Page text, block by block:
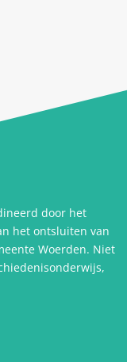
door het
het ontsluiten van
Woerden. Niet